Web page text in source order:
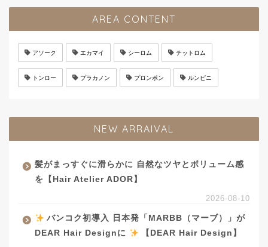
AREA CONTENT
アソーク エカマイ シーロム チットロム
トンロー プラカノン プロンポン ルンピニ
NEW ARRAIVAL
髪がまっすぐに滑らかに 自然なツヤとボリューム感
を【Hair Atelier ADOR】
2026-08-10
バンコク初導入 日本発「MARBB（マーブ）」が
DEAR Hair Designに
【DEAR Hair Design】